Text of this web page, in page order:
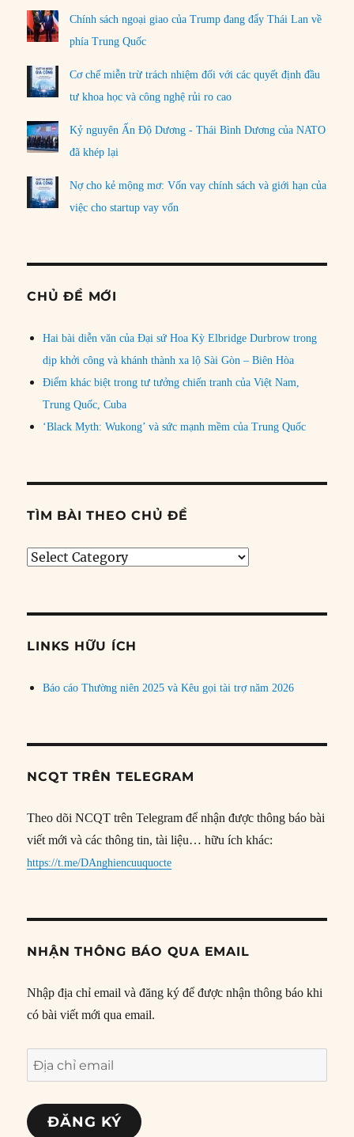
Chính sách ngoại giao của Trump đang đẩy Thái Lan về
phía Trung Quốc
Cơ chế miễn trừ trách nhiệm đối với các quyết định đầu
tư khoa học và công nghệ rủi ro cao
Kỷ nguyên Ấn Độ Dương - Thái Bình Dương của NATO
đã khép lại
Nợ cho kẻ mộng mơ: Vốn vay chính sách và giới hạn của
việc cho startup vay vốn
CHỦ ĐỀ MỚI
Hai bài diễn văn của Đại sứ Hoa Kỳ Elbridge Durbrow trong
dịp khởi công và khánh thành xa lộ Sài Gòn – Biên Hòa
Điểm khác biệt trong tư tưởng chiến tranh của Việt Nam,
Trung Quốc, Cuba
‘Black Myth: Wukong’ và sức mạnh mềm của Trung Quốc
TÌM BÀI THEO CHỦ ĐỀ
Tìm
đề
LINKS HỮU ÍCH
Báo cáo Thường niên 2025 và Kêu gọi tài trợ năm 2026
NCQT TRÊN TELEGRAM
Theo dõi NCQT trên Telegram để nhận được thông báo bài
viết mới và các thông tin, tài liệu… hữu ích khác:
https://t.me/DAnghiencuuquocte
NHẬN THÔNG BÁO QUA EMAIL
Nhập địa chỉ email và đăng ký để được nhận thông báo khi
có bài viết mới qua email.
Địa
chỉ
email
ĐĂNG KÝ